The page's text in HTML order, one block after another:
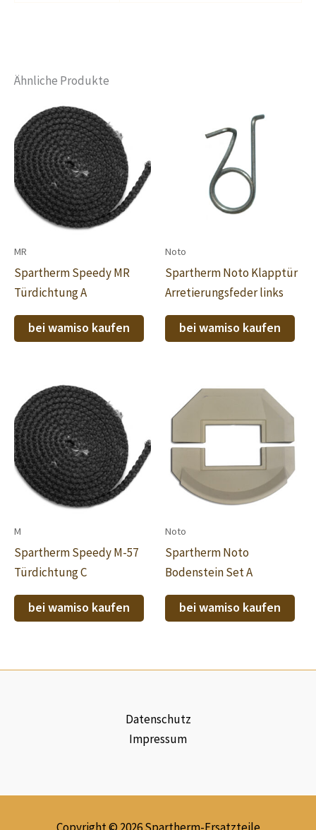
Ähnliche Produkte
MR
Spartherm Speedy MR
Türdichtung A
bei wamiso kaufen
Noto
Spartherm Noto Klapptür
Arretierungsfeder links
bei wamiso kaufen
M
Spartherm Speedy M-57
Türdichtung C
bei wamiso kaufen
Noto
Spartherm Noto
Bodenstein Set A
bei wamiso kaufen
Datenschutz
Impressum